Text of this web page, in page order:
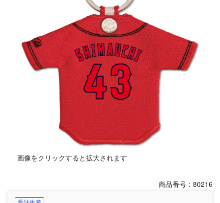
画像をクリックすると拡大されます
商品番号：80216